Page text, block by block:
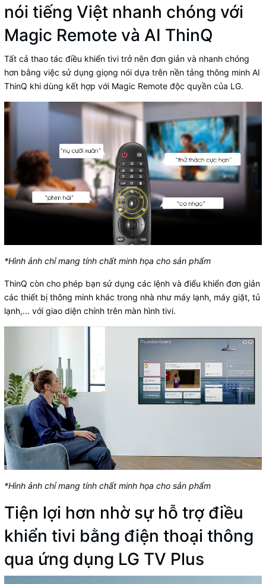
nói tiếng Việt nhanh chóng với
Magic Remote và AI ThinQ
Tất cả thao tác điều khiển tivi trở nên đơn giản và nhanh chóng
hơn bằng việc sử dụng giọng nói dựa trên nền tảng thông minh AI
ThinQ khi dùng kết hợp với Magic Remote độc quyền của LG.
*Hình ảnh chỉ mang tính chất minh họa cho sản phẩm
ThinQ còn cho phép bạn sử dụng các lệnh và điểu khiển đơn giản
các thiết bị thông minh khác trong nhà như máy lạnh, máy giặt, tủ
lạnh,... với giao diện chính trên màn hình tivi.
*Hình ảnh chỉ mang tính chất minh họa cho sản phẩm
Tiện lợi hơn nhờ sự hỗ trợ điều
khiển tivi bằng điện thoại thông
qua ứng dụng LG TV Plus